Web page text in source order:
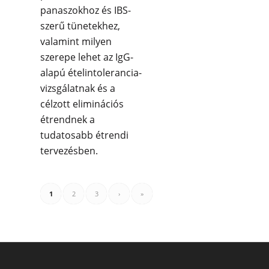
panaszokhoz és IBS-
szerű tünetekhez,
valamint milyen
szerepe lehet az IgG-
alapú ételintolerancia-
vizsgálatnak és a
célzott eliminációs
étrendnek a
tudatosabb étrendi
tervezésben.
1 2 3 › »